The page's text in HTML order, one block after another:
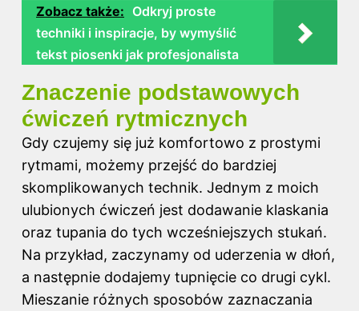
Zobacz także: Odkryj proste
techniki i inspiracje, by wymyślić
tekst piosenki jak profesjonalista
Znaczenie podstawowych
ćwiczeń rytmicznych
Gdy czujemy się już komfortowo z prostymi
rytmami, możemy przejść do bardziej
skomplikowanych technik. Jednym z moich
ulubionych ćwiczeń jest dodawanie klaskania
oraz tupania do tych wcześniejszych stukań.
Na przykład, zaczynamy od uderzenia w dłoń,
a następnie dodajemy tupnięcie co drugi cykl.
Mieszanie różnych sposobów zaznaczania